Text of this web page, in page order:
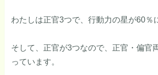
わたしは正官3つで、行動力の星が60％
そして、正官が3つなので、正官・偏官
っています。